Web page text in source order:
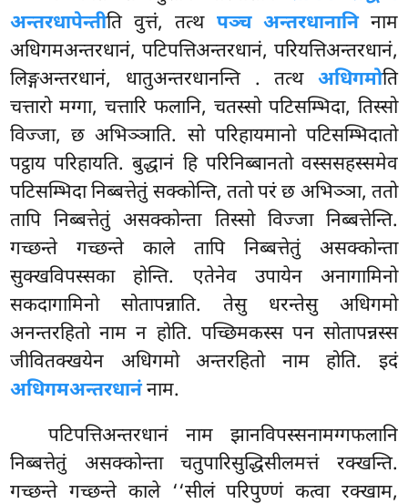
अन्तरधापेन्तीति वुत्तं, तत्थ पञ्च अन्तरधानानिनाम
अधिगमअन्तरधानं, पटिपत्तिअन्तरधानं, परियत्तिअन्तरधानं,
लिङ्गअन्तरधानं, धातुअन्तरधानन्ति . तत्थ अधिगमोति
चत्तारो मग्गा, चत्तारि फलानि, चतस्सो पटिसम्भिदा, तिस्सो
विज्जा, छ अभिञ्ञाति. सो परिहायमानो पटिसम्भिदातो
पट्ठाय परिहायति. बुद्धानं हि परिनिब्बानतो वस्ससहस्समेव
पटिसम्भिदा निब्बत्तेतुं सक्कोन्ति, ततो परं छ अभिञ्ञा, ततो
तापि निब्बत्तेतुं असक्कोन्ता तिस्सो विज्जा निब्बत्तेन्ति.
गच्छन्ते गच्छन्ते काले तापि निब्बत्तेतुं असक्कोन्ता
सुक्खविपस्सका होन्ति. एतेनेव उपायेन अनागामिनो
सकदागामिनो सोतापन्नाति. तेसु धरन्तेसु अधिगमो
अनन्तरहितो नाम न होति. पच्छिमकस्स पन सोतापन्नस्स
जीवितक्खयेन अधिगमो अन्तरहितो नाम होति. इदं
अधिगमअन्तरधानंनाम.
पटिपत्तिअन्तरधानं नाम झानविपस्सनामग्गफलानि
निब्बत्तेतुं असक्कोन्ता चतुपारिसुद्धिसीलमत्तं रक्खन्ति.
गच्छन्ते गच्छन्ते काले ‘‘सीलं परिपुण्णं कत्वा रक्खाम,